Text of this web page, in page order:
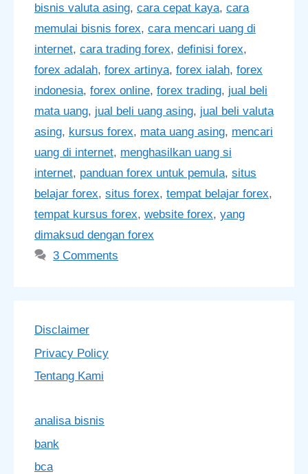
bisnis valuta asing, cara cepat kaya, cara
memulai bisnis forex, cara mencari uang di
internet, cara trading forex, definisi forex,
forex adalah, forex artinya, forex ialah, forex
indonesia, forex online, forex trading, jual beli
mata uang, jual beli uang asing, jual beli valuta
asing, kursus forex, mata uang asing, mencari
uang di internet, menghasilkan uang si
internet, panduan forex untuk pemula, situs
belajar forex, situs forex, tempat belajar forex,
tempat kursus forex, website forex, yang
dimaksud dengan forex
3 Comments
Disclaimer
Privacy Policy
Tentang Kami
analisa bisnis
bank
bca